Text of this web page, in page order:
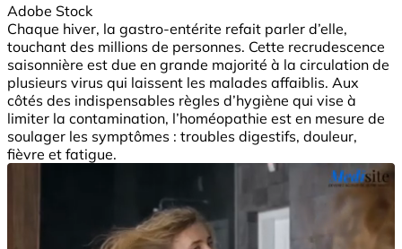
Adobe Stock
Chaque hiver, la gastro-entérite refait parler d’elle,
touchant des millions de personnes. Cette recrudescence
saisonnière est due en grande majorité à la circulation de
plusieurs virus qui laissent les malades affaiblis. Aux
côtés des indispensables règles d’hygiène qui vise à
limiter la contamination, l’homéopathie est en mesure de
soulager les symptômes : troubles digestifs, douleur,
fièvre et fatigue.